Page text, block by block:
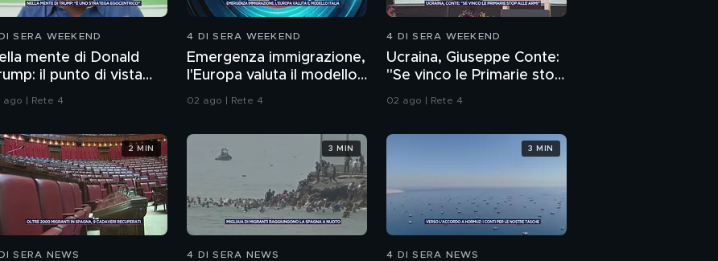
SERA WEEKEND
mente di Donald
il punto di vista
psichiatra Leonardo
ago | Rete 4
4 DI SERA WEEKEND
Emergenza immigrazione,
l'Europa valuta il modello
02 ago | Rete 4
4 DI SERA WEEKEND
Ucraina, Giuseppe Conte:
"Se vinco le Primarie stop
alle armi"
02 ago | Rete 4
SERA NEWS
2 MIN
4 DI SERA NEWS
3 MIN
4 DI SERA NEWS
3 MIN